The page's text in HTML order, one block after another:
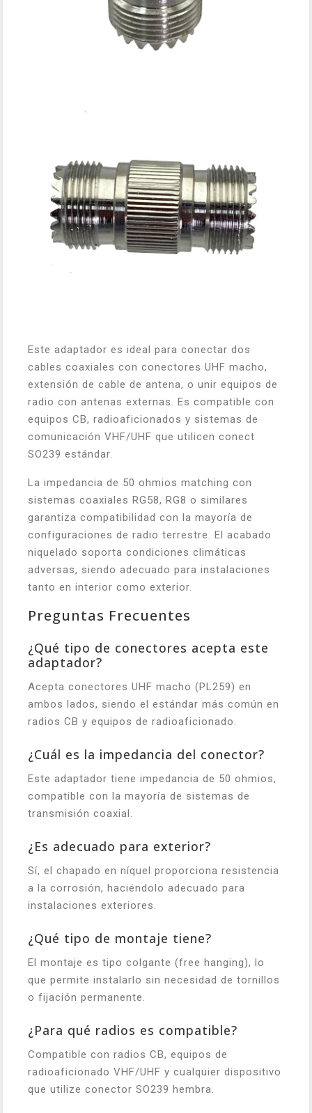
Este adaptador es ideal para conectar dos
cables coaxiales con conectores UHF macho,
extensión de cable de antena, o unir equipos de
radio con antenas externas. Es compatible con
equipos CB, radioaficionados y sistemas de
comunicación VHF/UHF que utilicen conect
SO239 estándar.
La impedancia de 50 ohmios matching con
sistemas coaxiales RG58, RG8 o similares
garantiza compatibilidad con la mayoría de
configuraciones de radio terrestre. El acabado
niquelado soporta condiciones climáticas
adversas, siendo adecuado para instalaciones
tanto en interior como exterior.
Preguntas Frecuentes
¿Qué tipo de conectores acepta este
adaptador?
Acepta conectores UHF macho (PL259) en
ambos lados, siendo el estándar más común en
radios CB y equipos de radioaficionado.
¿Cuál es la impedancia del conector?
Este adaptador tiene impedancia de 50 ohmios,
compatible con la mayoría de sistemas de
transmisión coaxial.
¿Es adecuado para exterior?
Sí, el chapado en níquel proporciona resistencia
a la corrosión, haciéndolo adecuado para
instalaciones exteriores.
¿Qué tipo de montaje tiene?
El montaje es tipo colgante (free hanging), lo
que permite instalarlo sin necesidad de tornillos
o fijación permanente.
¿Para qué radios es compatible?
Compatible con radios CB, equipos de
radioaficionado VHF/UHF y cualquier dispositivo
que utilize conector SO239 hembra.